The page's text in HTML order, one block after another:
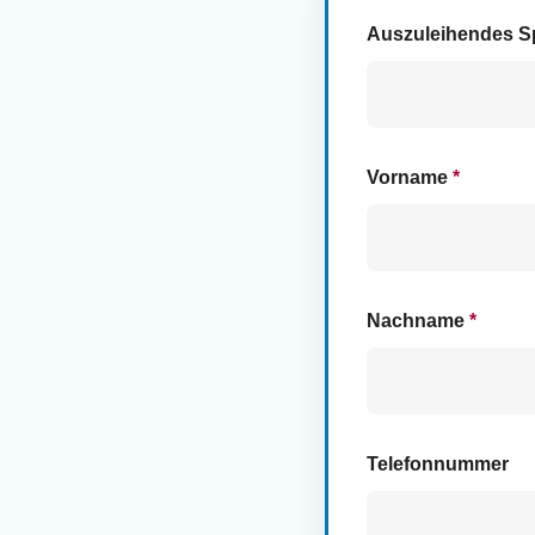
Auszuleihendes
Vorname *
Nachname *
Telefonnummer